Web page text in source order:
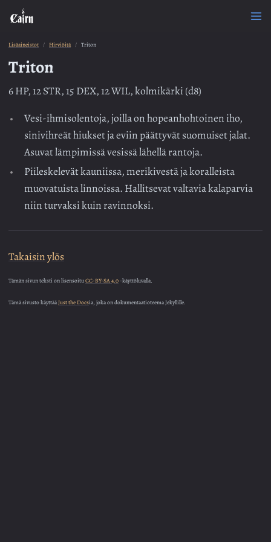
Lisäaineistot Hirviöitä Triton
Triton
6 HP, 12 STR, 15 DEX, 12 WIL, kolmikärki (d8)
Vesi-ihmisolentoja, joilla on hopeanhohtoinen iho,
sinivihreät hiukset ja eviin päättyvät suomuiset jalat.
Asuvat lämpimissä vesissä lähellä rantoja.
Piileskelevät kauniissa, merikivestä ja koralleista
muovatuista linnoissa. Hallitsevat valtavia kalaparvia
niin turvaksi kuin ravinnoksi.
Takaisin ylös
Tämän sivun teksti on lisensoituCC-BY-SA 4.0-käyttöluvalla.
Tämä sivusto käyttääJust the Docsia, joka on dokumentaatioteema Jekyllille.